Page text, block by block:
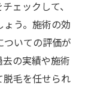
ェックして、
う。施術の効
いての評価が
の実績や施術
毛を任せられ